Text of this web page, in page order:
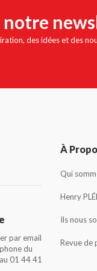
notre
des idées et des
par email
du
01 44 41
À
Qui
Henry
Ils nous
Revue de